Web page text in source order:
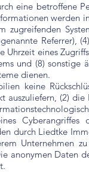
eine betroffene
werden
zugreifenden
Referrer),
Uhrzeit eines
und (8)
dienen.
keine
(2)
Cyberangriffes
durch Liedtke
Unternehmen
anonymen Daten